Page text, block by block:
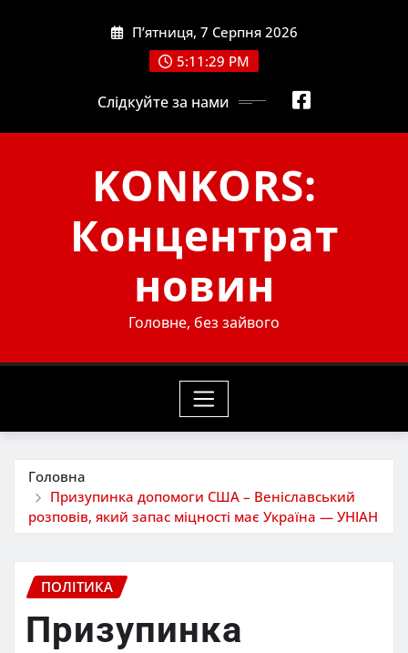
П’ятниця, 7 Серпня 2026
5:11:31 PM
Слідкуйте за нами
KONKORS:
Концентрат
новин
Головне, без зайвого
Головна
Призупинка допомоги США – Веніславський
розповів, який запас міцності має Україна — УНІАН
ПОЛІТИКА
Призупинка